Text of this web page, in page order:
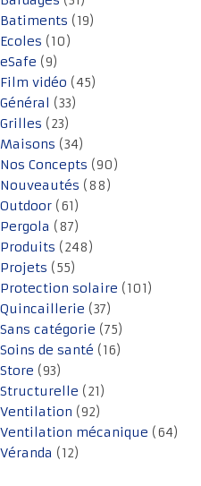
Batiments (19)
Ecoles (10)
eSafe (9)
Film vidéo (45)
Général (33)
Grilles (23)
Maisons (34)
Nos Concepts (90)
Nouveautés (88)
Outdoor (61)
Pergola (87)
Produits (248)
Projets (55)
Protection solaire (101)
Quincaillerie (37)
Sans catégorie (75)
Soins de santé (16)
Store (93)
Structurelle (21)
Ventilation (92)
Ventilation mécanique (64)
Véranda (12)